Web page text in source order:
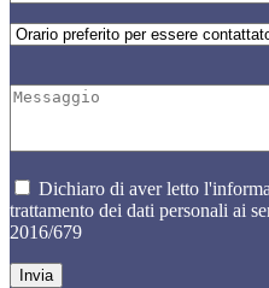
Dichiaro di aver letto
trattamento dei dati personali ai
2016/679